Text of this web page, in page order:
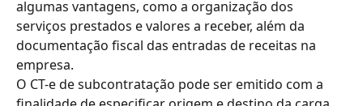
algumas vantagens, como a organização dos
serviços prestados e valores a receber, além da
documentação fiscal das entradas de receitas na
empresa.
O CT-e de subcontratação pode ser emitido com a